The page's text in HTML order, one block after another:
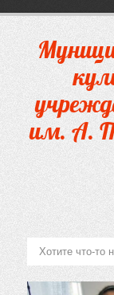
содержимому
им. А.